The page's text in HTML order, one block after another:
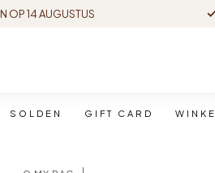
OP 14 AUGUSTUS
SOLDEN GIFT CARD